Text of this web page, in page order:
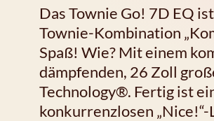
Das Townie Go! 7D EQ
Townie-Kombination
Spaß! Wie? Mit einem
dämpfenden, 26 Zoll
Technology®. Fertig ist
konkurrenzlosen